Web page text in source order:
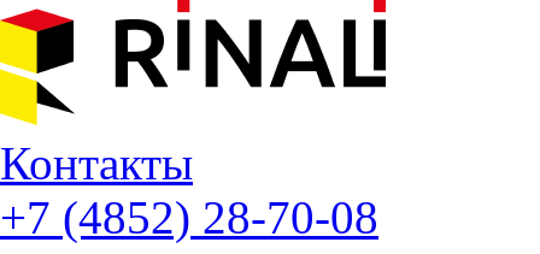
Контакты
+7 (4852) 28-70-08